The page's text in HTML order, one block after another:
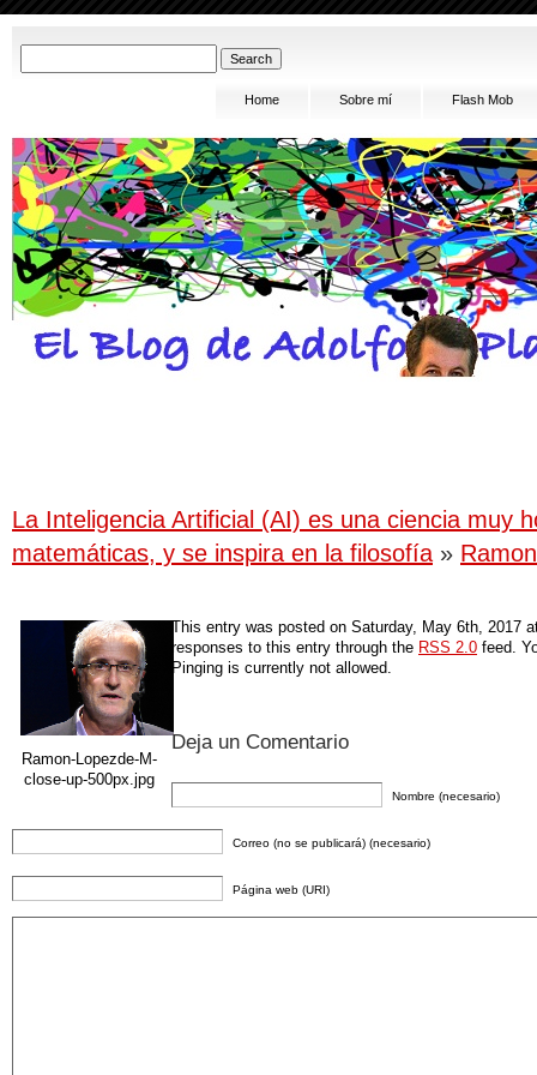
Home Sobre mí Flash Mob
La Inteligencia Artificial (AI) es una ciencia muy
matemáticas, y se inspira en la filosofía »
Ramon-Lopezde-M-
close-up-500px.jpg
This entry was posted on Saturday, May 6th, 2017
responses to this entry through the RSS 2.0 feed.
Pinging is currently not allowed.
Deja un Comentario
Nombre (necesario)
Correo (no se publicará) (necesario)
Página web (URI)